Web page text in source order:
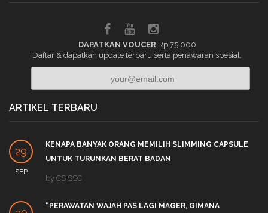
DAPATKAN VOUCER Rp 75.000
Daftar & dapatkan update terbaru serta penawaran spesial.
ARTIKEL TERBARU
29
SEP
KENAPA BANYAK ORANG MEMILIH SLIMMING CAPSULE
UNTUK TURUNKAN BERAT BADAN
by CS SSC
“PERAWATAN WAJAH PAS LAGI MAGER, GIMANA